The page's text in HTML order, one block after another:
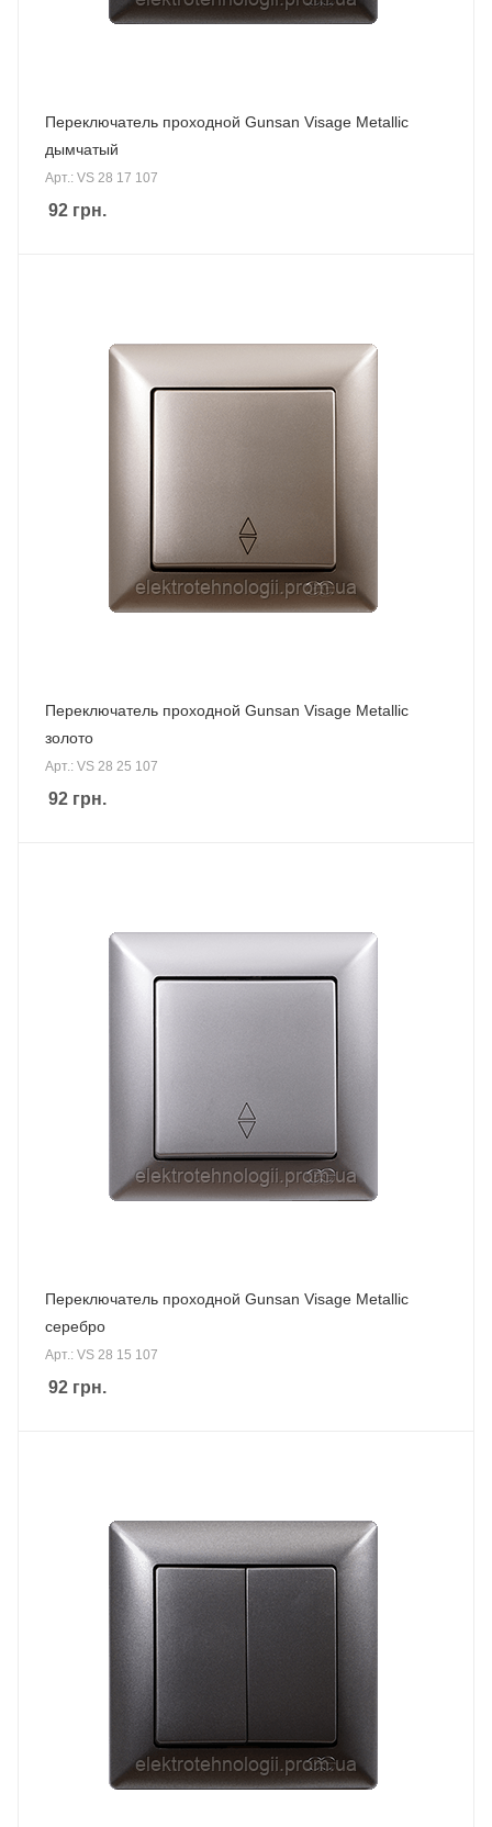
Переключатель проходной Gunsan Visage Metallic
дымчатый
Арт.: VS 28 17 107
92 грн.
Переключатель проходной Gunsan Visage Metallic
золото
Арт.: VS 28 25 107
92 грн.
Переключатель проходной Gunsan Visage Metallic
серебро
Арт.: VS 28 15 107
92 грн.